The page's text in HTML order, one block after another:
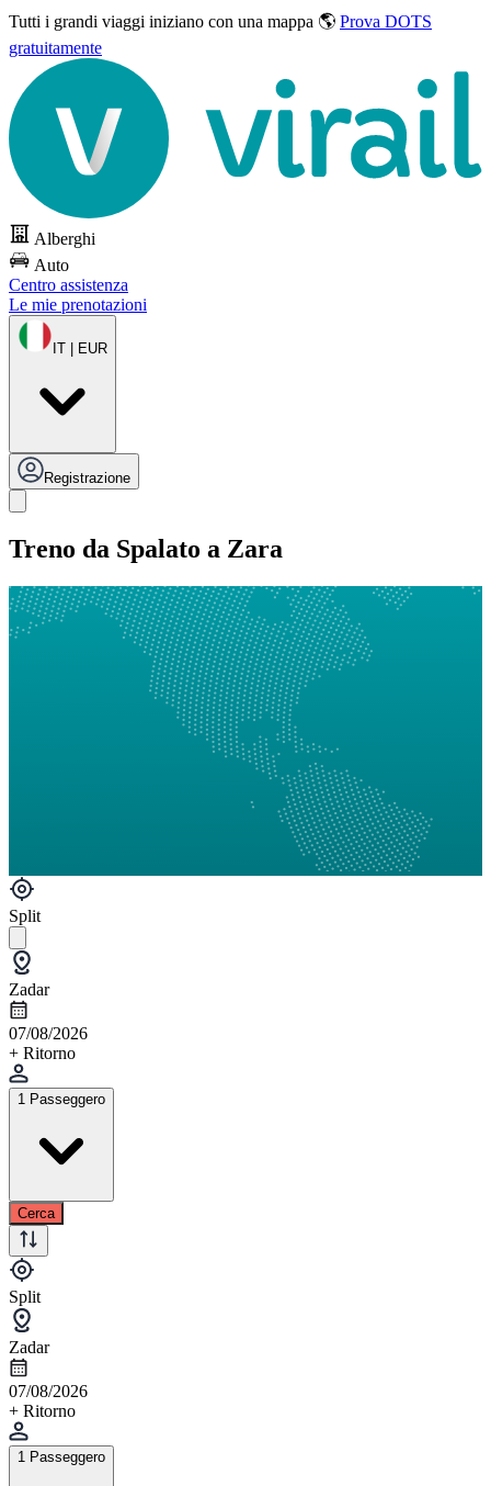
Tutti i grandi viaggi iniziano con una mappa 🌎 Prova DOTS
gratuitamente
Alberghi
Auto
Centro assistenza
Le mie prenotazioni
IT | EUR
Registrazione
Treno da Spalato a Zara
Split
Zadar
07/08/2026
+ Ritorno
1 Passeggero
Cerca
Split
Zadar
07/08/2026
+ Ritorno
1 Passeggero